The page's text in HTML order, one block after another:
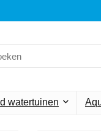
watertuinen